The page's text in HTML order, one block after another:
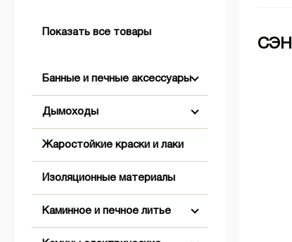
Показать все товары
Банные и печные аксессуары
Аксессуары для розжига
Бондарные изделия
Абажуры
Двери банные
Дымоходы
Двустенные (Сэндвич)
Коническое окончание
Оголовки
Комплектующие для дымохода
Заглушки
Жаростойкие краски и лаки
Изоляционные материалы
Каминное и печное литье